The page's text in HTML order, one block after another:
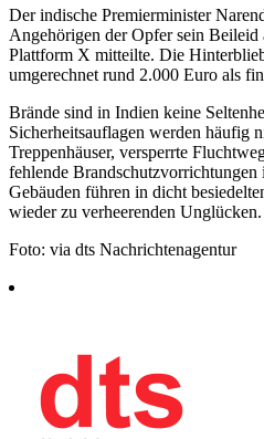
Der indische Premierminister
Angehörigen der Opfer sein
Plattform X mitteilte. Die
umgerechnet rund 2.000 Euro als
Brände sind in Indien keine
Sicherheitsauflagen werden häufig
Treppenhäuser, versperrte
fehlende Brandschutzvorrichtungen
Gebäuden führen in dicht
wieder zu verheerenden Unglücken.
Foto: via dts Nachrichtenagentur